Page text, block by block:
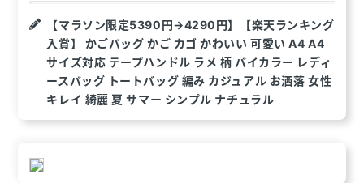
【マラソン限定5390円→4290円】【楽天ランキング
入賞】 かごバッグ かご カゴ かわいい 可愛い A4 A4
サイズ対応 テープハンドル ラメ 柄 バイカラー レディ
ースバッグ トートバッグ 編み カジュアル お洒落 女性
キレイ 綺麗 夏 サマー シンプル ナチュラル